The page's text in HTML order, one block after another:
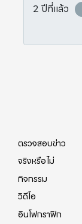
2 ปีที่แล้ว
ตรวจสอบข่าว
จริงหรือไม่
กิจกรรม
วิดีโอ
อินโฟกราฟิก